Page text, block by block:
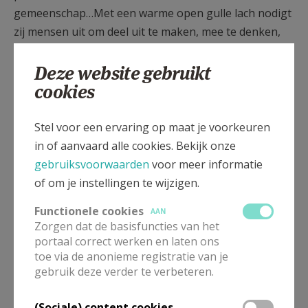
gemeenschap…Met een warme open gulle lach nodigt
zij mensen uit om deel uit te maken, mee te denken,
Gegevens Stefanie:
stefanie@vincentiusgemeenschap.be
over Nele Vandommele
vervoegde in 2020 het team van de
Vincentiusgemeenschap. Zij is tevens vormselcatechist
in Vichte. Nele is werkzaam in woonzorgcentrum Sint-
Vincentius in Avelgem en ondersteunt daar de
pastorale en palliatieve zorg. Zij voelde zich direct
Deze website gebruikt
cookies
Stel voor een ervaring op maat je voorkeuren
in of aanvaard alle cookies. Bekijk onze
gebruiksvoorwaarden voor meer informatie
of om je instellingen te wijzigen.
Functionele cookies
AAN
Zorgen dat de basisfuncties van het
portaal correct werken en laten ons
toe via de anonieme registratie van je
gebruik deze verder te verbeteren.